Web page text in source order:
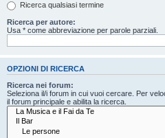
Ricerca qualsiasi termine
Ricerca per autore:
Usa * come abbreviazione per parole parziali.
OPZIONI DI RICERCA
Ricerca nei forum:
Seleziona il/i forum in cui vuoi cercare. Per
il forum principale e abilita la ricerca.